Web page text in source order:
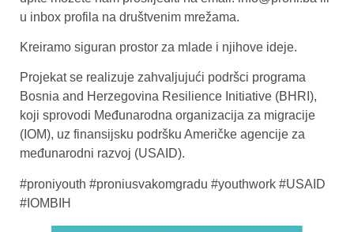
u inbox profila na društvenim mrežama.
Kreiramo siguran prostor za mlade i njihove ideje.
Projekat se realizuje zahvaljujući podršci programa
Bosnia and Herzegovina Resilience Initiative (BHRI),
koji sprovodi Međunarodna organizacija za migracije
(IOM), uz finansijsku podršku Američke agencije za
međunarodni razvoj (USAID).
#proniyouth #proniusvakomgradu #youthwork #USAID
#IOMBIH